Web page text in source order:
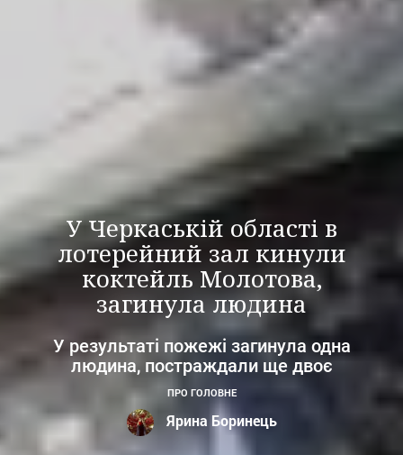
У Черкаській області в
лотерейний зал кинули
коктейль Молотова,
загинула людина
У результаті пожежі загинула одна
людина, постраждали ще двоє
ПРО ГОЛОВНЕ
Ярина Боринець